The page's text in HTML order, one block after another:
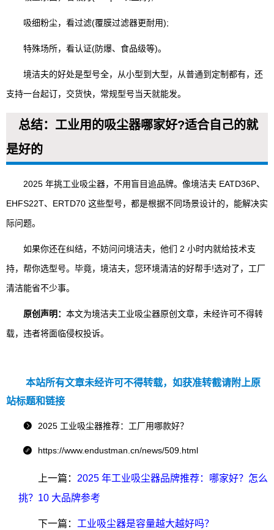
吸细粉尘，看过滤(覆膜过滤器更耐用);
特殊场所，看认证(防爆、食品级等)。
境洁夫的好处是型号全，从小型到大型，从普通到定制都有，还
支持一台起订，交货快，常规型号当天就能发。
总结：工业用的吸尘器哪家好?适合自己的就
是好的
2025 年挑工业吸尘器，不用盲目追品牌。像境洁夫 EATD36P、
EHFS22T、ERTD70 这些型号，都是根据不同场景设计的，能解决实
际问题。
如果你还在纠结，不妨问问境洁夫，他们 2 小时内就给技术支
持，帮你选型号。毕竟，境洁夫，您环境清洁的好帮手!选对了，工厂
清洁能省不少事。
原创声明： 本文为境洁夫工业吸尘器原创文章，未经许可不得转
载，违者将面临侵权投诉。
本站所有文章未经许可不得转载，如获准转截请附上原
站标题和链接
 2025 工业吸尘器推荐：工厂用哪款好？
 https://www.endustman.cn/news/509.html
上一篇： 2025 年工业吸尘器品牌推荐：哪家好？怎么
挑？10 大品牌参考
下一篇： 工业吸尘器是容量越大越好吗？